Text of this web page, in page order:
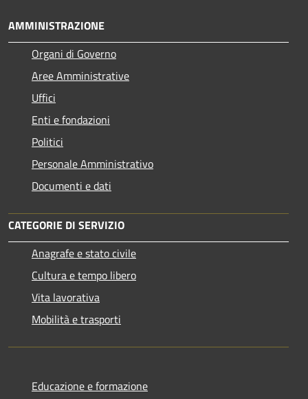
AMMINISTRAZIONE
Organi di Governo
Aree Amministrative
Uffici
Enti e fondazioni
Politici
Personale Amministrativo
Documenti e dati
CATEGORIE DI SERVIZIO
Anagrafe e stato civile
Cultura e tempo libero
Vita lavorativa
Mobilità e trasporti
Educazione e formazione